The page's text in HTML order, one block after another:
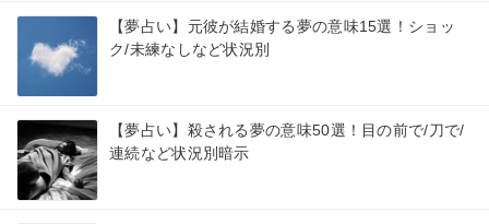
【夢占い】元彼が結婚する夢の意味15選！ショッ
ク/未練なしなど状況別
【夢占い】殺される夢の意味50選！目の前で/刀で/
連続など状況別暗示